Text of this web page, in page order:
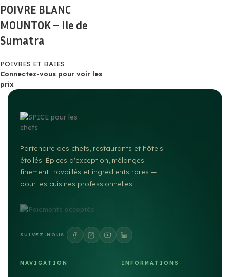
POIVRE BLANC
MOUNTOK – Ile de
Sumatra
POIVRES ET BAIES
Connectez-vous pour voir les
prix
Partenaire des chefs, restaurants et hôtels
étoilés. Épices d'exception, mélanges
finement travaillés et ingrédients rares —
pour les cuisines professionnelles.
SUIVEZ-NOUS
NAVIGATION INFORMATIONS